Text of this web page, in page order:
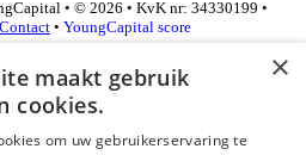
• © 2026 • KvK nr: 34330199 •
Contact • YoungCapital score
×
maakt gebruik
cookies.
om uw gebruikerservaring te